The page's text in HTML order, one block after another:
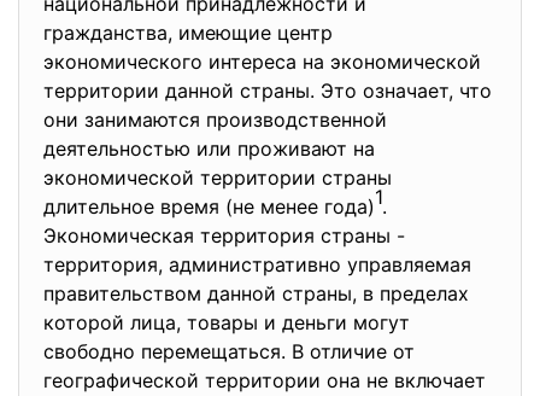
гражданства, имеющие центр
экономического интереса на экономической
территории данной страны. Это означает, что
они занимаются производственной
деятельностью или проживают на
экономической территории страны
длительное время (не менее года)1.
Экономическая территория страны -
территория, административно управляемая
правительством данной страны, в пределах
которой лица, товары и деньги могут
свободно перемещаться. В отличие от
географической территории она не включает